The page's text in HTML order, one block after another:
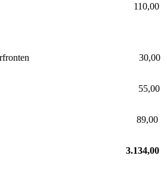
110,00
Vorderfronten 30,00
55,00
89,00
3.134,00